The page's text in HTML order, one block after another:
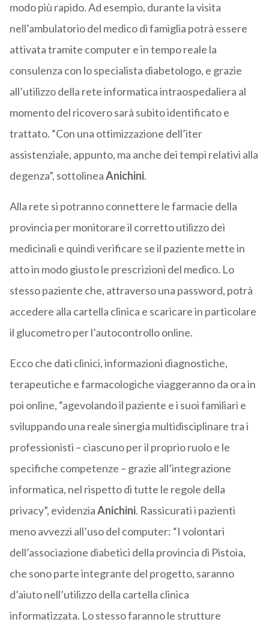
modo più rapido. Ad esempio, durante la visita
nell’ambulatorio del medico di famiglia potrà essere
attivata tramite computer e in tempo reale la
consulenza con lo specialista diabetologo, e grazie
all’utilizzo della rete informatica intraospedaliera al
momento del ricovero sarà subito identificato e
trattato. “Con una ottimizzazione dell’iter
assistenziale, appunto, ma anche dei tempi relativi alla
degenza”, sottolineaAnichini.
Alla rete si potranno connettere le farmacie della
provincia per monitorare il corretto utilizzo dei
medicinali e quindi verificare se il paziente mette in
atto in modo giusto le prescrizioni del medico. Lo
stesso paziente che, attraverso una password, potrà
accedere alla cartella clinica e scaricare in particolare
il glucometro per l’autocontrollo online.
Ecco che dati clinici, informazioni diagnostiche,
terapeutiche e farmacologiche viaggeranno da ora in
poi online, “agevolando il paziente e i suoi familiari e
sviluppando una reale sinergia multidisciplinare tra i
professionisti – ciascuno per il proprio ruolo e le
specifiche competenze – grazie all’integrazione
informatica, nel rispetto di tutte le regole della
privacy”, evidenziaAnichini. Rassicurati i pazienti
meno avvezzi all’uso del computer: “I volontari
dell’associazione diabetici della provincia di Pistoia,
che sono parte integrante del progetto, saranno
d’aiuto nell’utilizzo della cartella clinica
informatizzata. Lo stesso faranno le strutture